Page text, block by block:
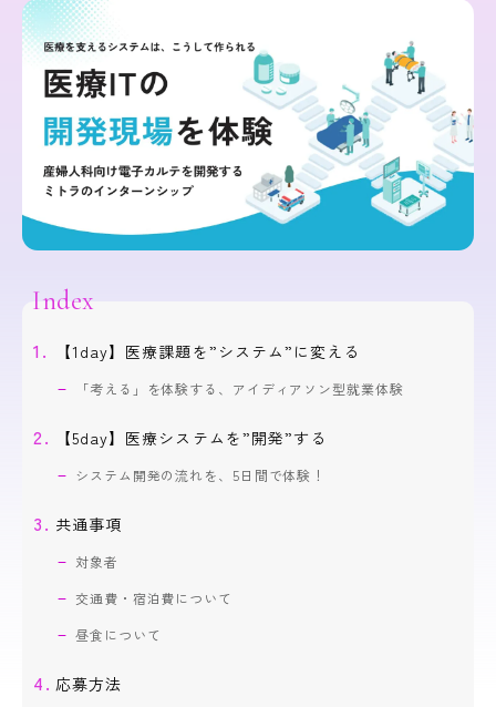
Index
【1day】医療課題を”システム”に変える
「考える」を体験する、アイディアソン型就業体験
【5day】医療システムを”開発”する
システム開発の流れを、5日間で体験！
共通事項
対象者
交通費・宿泊費について
昼食について
応募方法